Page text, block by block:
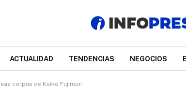
ACTUALIDAD TENDENCIAS NEGOCIOS
corpus de Keiko Fujimori